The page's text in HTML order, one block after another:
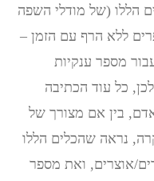
הללו (של מודלי השפה
ללא הרף עם הזמן –
מספר ענקיות
כל עוד הכתיבה
בין אם מצורך של
נראה שהכלים הללו
אוצרים, ואת מספר